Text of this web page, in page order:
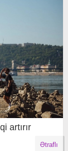
artırır
Ətraflı